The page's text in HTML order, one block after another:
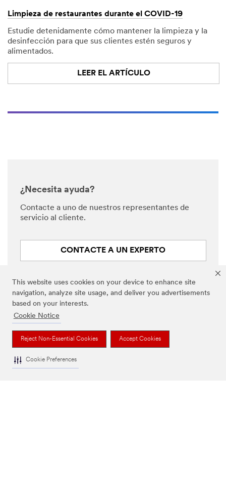
This website uses cookies on your device to enhance site
navigation, analyze site usage, and deliver you advertisements
based on your interests.
Cookie Notice
Reject Non-Essential Cookies Accept Cookies
Cookie Preferences
Limpieza de restaurantes durante el COVID-19
Estudie detenidamente cómo mantener la limpieza y la
desinfección para que sus clientes estén seguros y
alimentados.
LEER EL ARTÍCULO
¿Necesita ayuda?
Contacte a uno de nuestros representantes de
servicio al cliente.
CONTACTE A UN EXPERTO
NUESTRA EMPRESA